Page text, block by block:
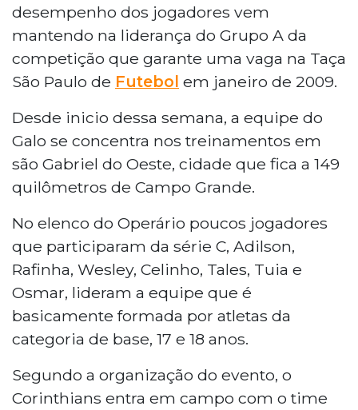
desempenho dos jogadores vem
mantendo na liderança do Grupo A da
competição que garante uma vaga na Taça
São Paulo de Futebol em janeiro de 2009.
Desde inicio dessa semana, a equipe do
Galo se concentra nos treinamentos em
são Gabriel do Oeste, cidade que fica a 149
quilômetros de Campo Grande.
No elenco do Operário poucos jogadores
que participaram da série C, Adilson,
Rafinha, Wesley, Celinho, Tales, Tuia e
Osmar, lideram a equipe que é
basicamente formada por atletas da
categoria de base, 17 e 18 anos.
Segundo a organização do evento, o
Corinthians entra em campo com o time